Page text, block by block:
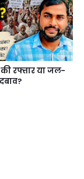
रफ्तार या जल-